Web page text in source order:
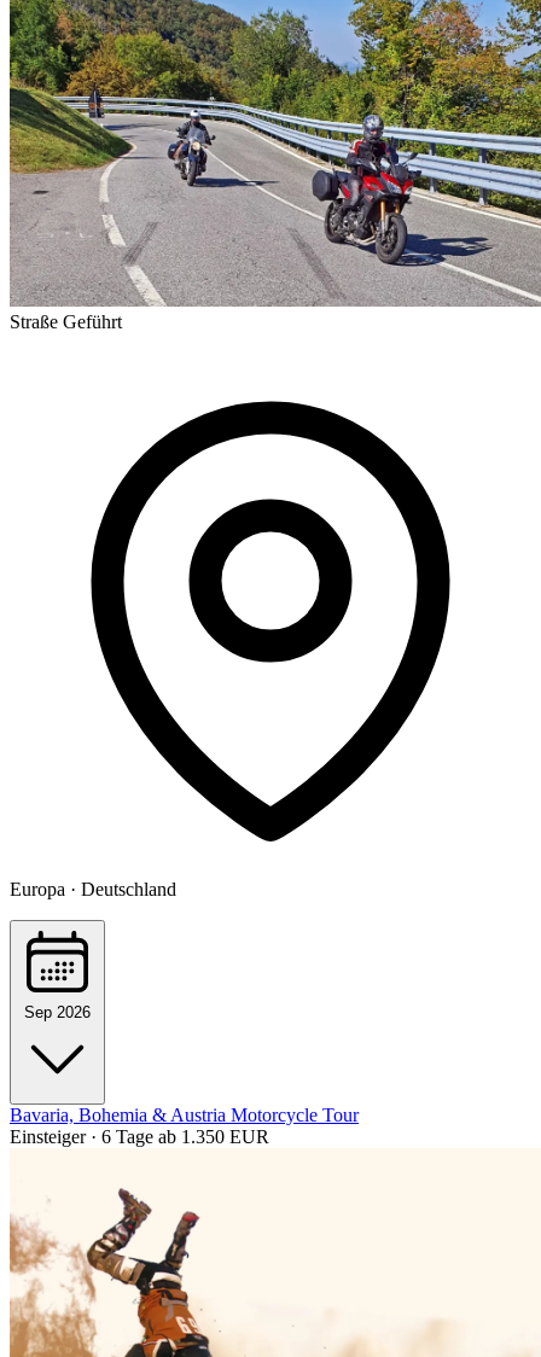
Straße Geführt
Europa · Deutschland
Sep 2026
Bavaria, Bohemia & Austria Motorcycle Tour
Einsteiger · 6 Tage ab 1.350 EUR